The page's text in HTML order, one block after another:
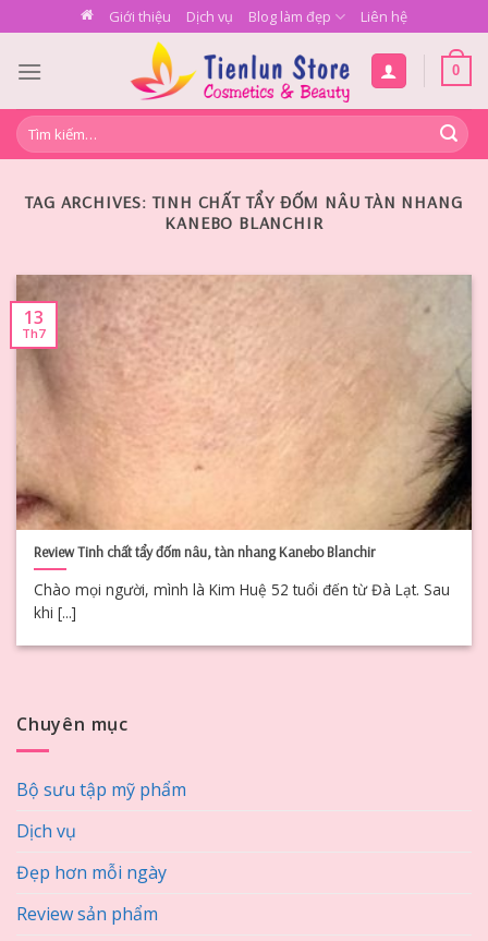
to
content
Giới thiệu Dịch vụ Blog làm đẹp Liên hệ
0
Tìm
kiếm:
TAG ARCHIVES:TINH CHẤT TẨY ĐỐM NÂU TÀN NHANG
KANEBO BLANCHIR
Review Tinh chất tẩy đốm nâu, tàn nhang Kanebo Blanchir
Chào mọi người, mình là Kim Huệ 52 tuổi đến từ Đà Lạt. Sau
khi [...]
13
Th7
Chuyên mục
Bộ sưu tập mỹ phẩm
Dịch vụ
Đẹp hơn mỗi ngày
Review sản phẩm